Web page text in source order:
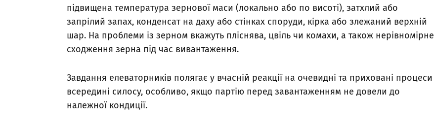
підвищена температура зернової маси (локально або по висоті), затхлий або
запрілий запах, конденсат на даху або стінках споруди, кірка або злежаний верхній
шар. На проблеми із зерном вкажуть пліснява, цвіль чи комахи, а також нерівномірне
сходження зерна під час вивантаження.
Завдання елеваторників полягає у вчасній реакції на очевидні та приховані процеси
всередині силосу, особливо, якщо партію перед завантаженням не довели до
належної кондиції.